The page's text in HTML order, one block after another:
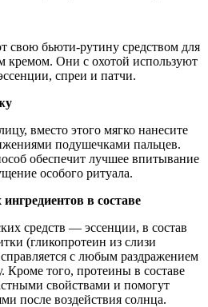
свою бьюти-рутину средством для
Они с охотой используют
спреи и патчи.
вместо этого мягко нанесите
подушечками пальцев.
обеспечит лучшее впитывание
особого ритуала.
в составе
средств — эссенции, в состав
(гликопротеин из слизи
с любым раздражением
Кроме того, протеины в составе
свойствами и помогут
после воздействия солнца.